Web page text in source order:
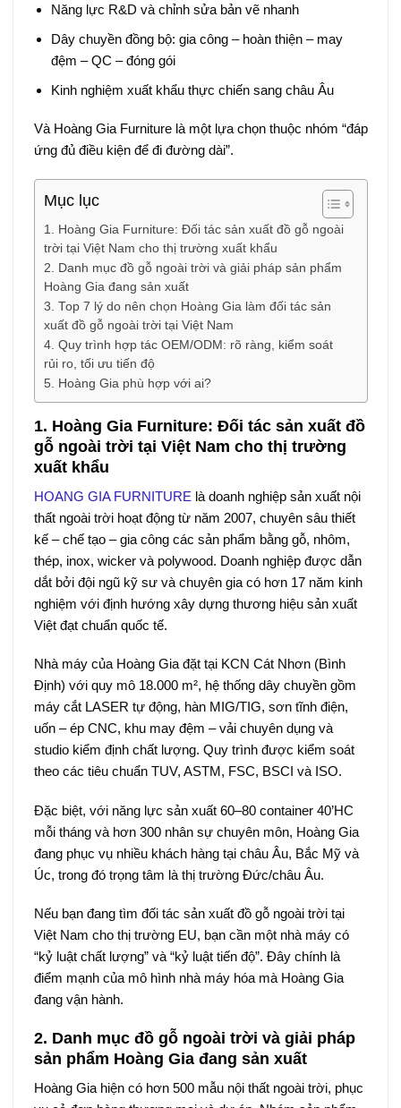
Năng lực R&D và chỉnh sửa bản vẽ nhanh
Dây chuyền đồng bộ: gia công – hoàn thiện – may
đệm – QC – đóng gói
Kinh nghiệm xuất khẩu thực chiến sang châu Âu
Và Hoàng Gia Furniture là một lựa chọn thuộc nhóm “đáp
ứng đủ điều kiện để đi đường dài”.
Mục lục
1. Hoàng Gia Furniture: Đối tác sản xuất đồ gỗ ngoài
trời tại Việt Nam cho thị trường xuất khẩu
2. Danh mục đồ gỗ ngoài trời và giải pháp sản phẩm
Hoàng Gia đang sản xuất
3. Top 7 lý do nên chọn Hoàng Gia làm đối tác sản
xuất đồ gỗ ngoài trời tại Việt Nam
4. Quy trình hợp tác OEM/ODM: rõ ràng, kiểm soát
rủi ro, tối ưu tiến độ
5. Hoàng Gia phù hợp với ai?
1. Hoàng Gia Furniture: Đối tác sản xuất đồ
gỗ ngoài trời tại Việt Nam cho thị trường
xuất khẩu
HOANG GIA FURNITURE là doanh nghiệp sản xuất nội
thất ngoài trời hoạt động từ năm 2007, chuyên sâu thiết
kế – chế tạo – gia công các sản phẩm bằng gỗ, nhôm,
thép, inox, wicker và polywood. Doanh nghiệp được dẫn
dắt bởi đội ngũ kỹ sư và chuyên gia có hơn 17 năm kinh
nghiệm với định hướng xây dựng thương hiệu sản xuất
Việt đạt chuẩn quốc tế.
Nhà máy của Hoàng Gia đặt tại KCN Cát Nhơn (Bình
Định) với quy mô 18.000 m², hệ thống dây chuyền gồm
máy cắt LASER tự động, hàn MIG/TIG, sơn tĩnh điện,
uốn – ép CNC, khu may đệm – vải chuyên dụng và
studio kiểm định chất lượng. Quy trình được kiểm soát
theo các tiêu chuẩn TUV, ASTM, FSC, BSCI và ISO.
Đặc biệt, với năng lực sản xuất 60–80 container 40’HC
mỗi tháng và hơn 300 nhân sự chuyên môn, Hoàng Gia
đang phục vụ nhiều khách hàng tại châu Âu, Bắc Mỹ và
Úc, trong đó trọng tâm là thị trường Đức/châu Âu.
Nếu bạn đang tìm đối tác sản xuất đồ gỗ ngoài trời tại
Việt Nam cho thị trường EU, bạn cần một nhà máy có
“kỷ luật chất lượng” và “kỷ luật tiến độ”. Đây chính là
điểm mạnh của mô hình nhà máy hóa mà Hoàng Gia
đang vận hành.
2. Danh mục đồ gỗ ngoài trời và giải pháp
sản phẩm Hoàng Gia đang sản xuất
Hoàng Gia hiện có hơn 500 mẫu nội thất ngoài trời, phục